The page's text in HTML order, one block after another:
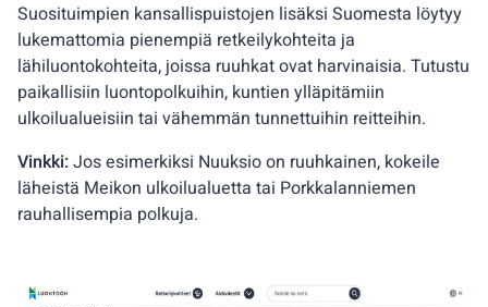
Suosituimpien kansallispuistojen lisäksi Suomesta löytyy
lukemattomia pienempiä retkeilykohteita ja
lähiluontokohteita, joissa ruuhkat ovat harvinaisia. Tutustu
paikallisiin luontopolkuihin, kuntien ylläpitämiin
ulkoilualueisiin tai vähemmän tunnettuihin reitteihin.
Vinkki:Jos esimerkiksi Nuuksio on ruuhkainen, kokeile
läheistä Meikon ulkoilualuetta tai Porkkalanniemen
rauhallisempia polkuja.